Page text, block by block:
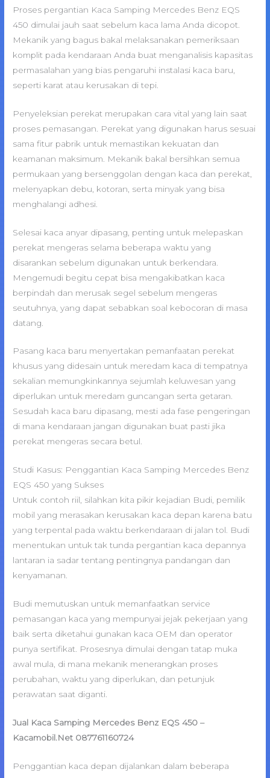
Proses pergantian Kaca Samping Mercedes Benz EQS
450 dimulai jauh saat sebelum kaca lama Anda dicopot.
Mekanik yang bagus bakal melaksanakan pemeriksaan
komplit pada kendaraan Anda buat menganalisis kapasitas
permasalahan yang bias pengaruhi instalasi kaca baru,
seperti karat atau kerusakan di tepi.
Penyeleksian perekat merupakan cara vital yang lain saat
proses pemasangan. Perekat yang digunakan harus sesuai
sama fitur pabrik untuk memastikan kekuatan dan
keamanan maksimum. Mekanik bakal bersihkan semua
permukaan yang bersenggolan dengan kaca dan perekat,
melenyapkan debu, kotoran, serta minyak yang bisa
menghalangi adhesi.
Selesai kaca anyar dipasang, penting untuk melepaskan
perekat mengeras selama beberapa waktu yang
disarankan sebelum digunakan untuk berkendara.
Mengemudi begitu cepat bisa mengakibatkan kaca
berpindah dan merusak segel sebelum mengeras
seutuhnya, yang dapat sebabkan soal kebocoran di masa
datang.
Pasang kaca baru menyertakan pemanfaatan perekat
khusus yang didesain untuk meredam kaca di tempatnya
sekalian memungkinkannya sejumlah keluwesan yang
diperlukan untuk meredam guncangan serta getaran.
Sesudah kaca baru dipasang, mesti ada fase pengeringan
di mana kendaraan jangan digunakan buat pasti jika
perekat mengeras secara betul.
Studi Kasus: Penggantian Kaca Samping Mercedes Benz
EQS 450 yang Sukses
Untuk contoh riil, silahkan kita pikir kejadian Budi, pemilik
mobil yang merasakan kerusakan kaca depan karena batu
yang terpental pada waktu berkendaraan di jalan tol. Budi
menentukan untuk tak tunda pergantian kaca depannya
lantaran ia sadar tentang pentingnya pandangan dan
kenyamanan.
Budi memutuskan untuk memanfaatkan service
pemasangan kaca yang mempunyai jejak pekerjaan yang
baik serta diketahui gunakan kaca OEM dan operator
punya sertifikat. Prosesnya dimulai dengan tatap muka
awal mula, di mana mekanik menerangkan proses
perubahan, waktu yang diperlukan, dan petunjuk
perawatan saat diganti.
Jual Kaca Samping Mercedes Benz EQS 450 –
Kacamobil.Net 087761160724
Penggantian kaca depan dijalankan dalam beberapa